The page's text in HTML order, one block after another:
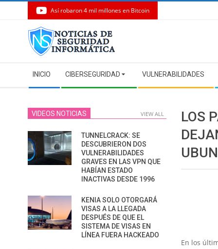
Así robaron 4 mil millones en Bitcoin
Navigation
Menu
INICIO CIBERSEGURIDAD VULNERABILIDADES
LOS
En los
VIDEOS NOTICIAS VIEW ALL
TUNNELCRACK: SE
DESCUBRIERON DOS
VULNERABILIDADES
GRAVES EN LAS VPN QUE
HABÍAN ESTADO
INACTIVAS DESDE 1996
KENIA SOLO OTORGARÁ
VISAS A LA LLEGADA
DESPUÉS DE QUE EL
SISTEMA DE VISAS EN
LÍNEA FUERA HACKEADO